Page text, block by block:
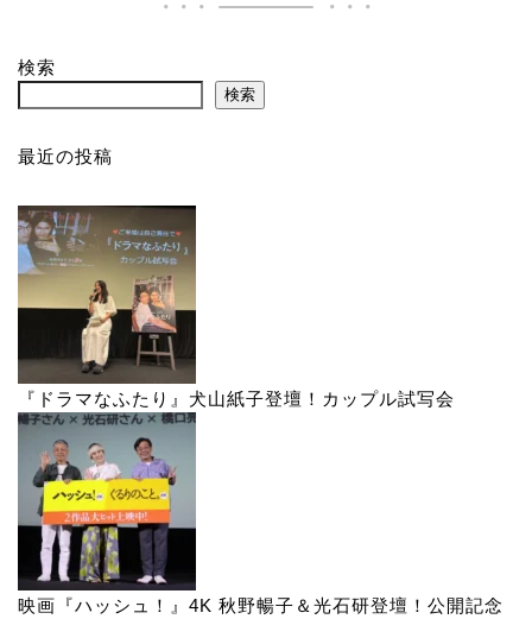
検索
検索
最近の投稿
『ドラマなふたり』犬山紙子登壇！カップル試写会
映画『ハッシュ！』4K 秋野暢子＆光石研登壇！公開記念